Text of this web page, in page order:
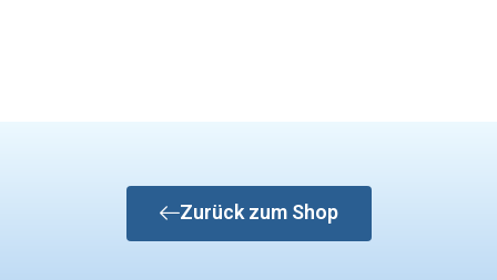
Zurück zum Shop